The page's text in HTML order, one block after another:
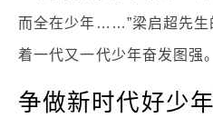
而全在少年……”梁启超先生
着一代又一代少年奋发图强。
争做新时代好少